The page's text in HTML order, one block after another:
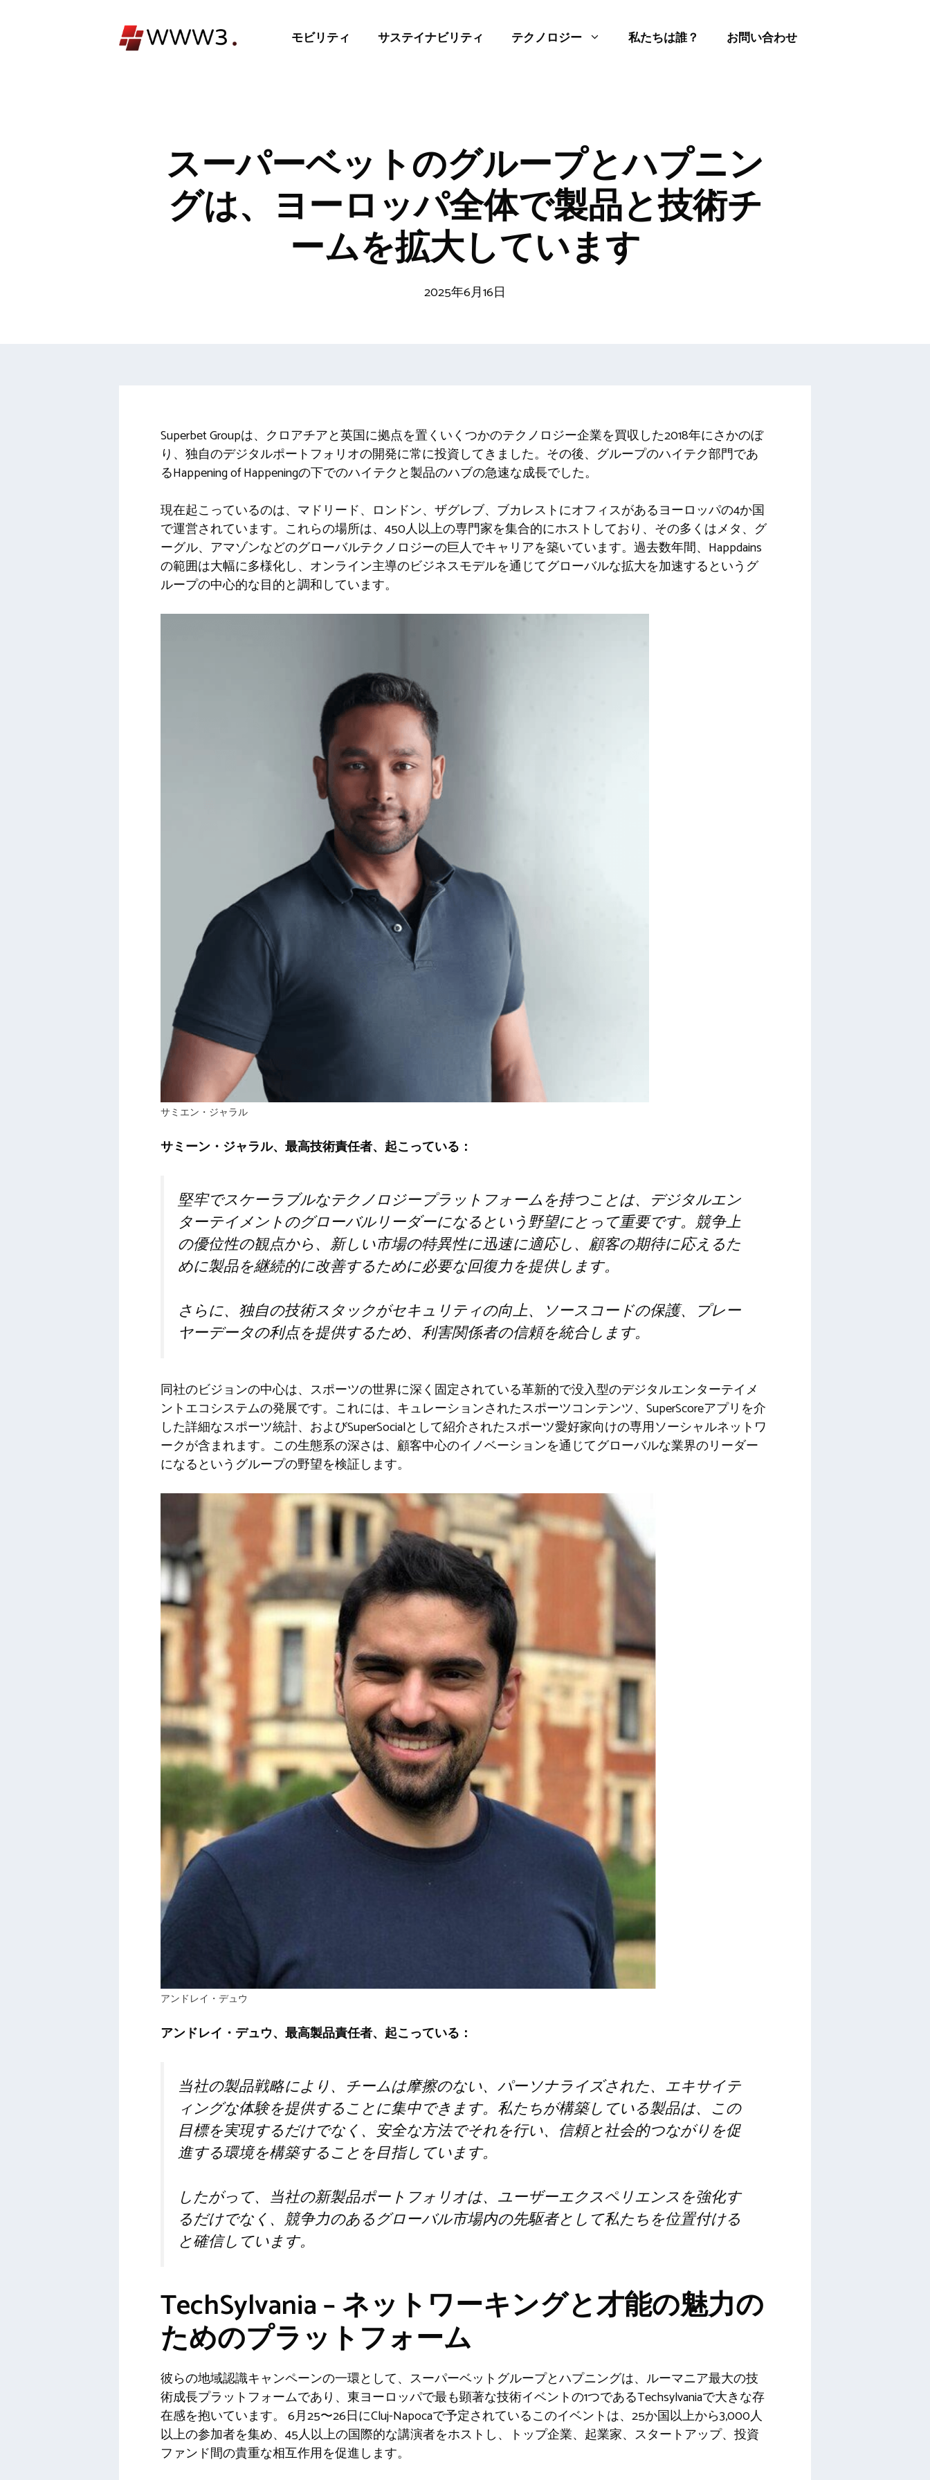
モビリティ サステイナビリティ テクノロジー 私たちは誰？ お問い合わせ
スーパーベットのグループとハプニン
グは、ヨーロッパ全体で製品と技術チ
ームを拡大しています
2025年6月16日
Superbet Groupは、クロアチアと英国に拠点を置くいくつかのテクノロジー企業を買収した2018年にさかのぼ
り、独自のデジタルポートフォリオの開発に常に投資してきました。その後、グループのハイテク部門であ
るHappening of Happeningの下でのハイテクと製品のハブの急速な成長でした。
現在起こっているのは、マドリード、ロンドン、ザグレブ、ブカレストにオフィスがあるヨーロッパの4か国
で運営されています。これらの場所は、450人以上の専門家を集合的にホストしており、その多くはメタ、グ
ーグル、アマゾンなどのグローバルテクノロジーの巨人でキャリアを築いています。過去数年間、Happdains
の範囲は大幅に多様化し、オンライン主導のビジネスモデルを通じてグローバルな拡大を加速するというグ
ループの中心的な目的と調和しています。
サミエン・ジャラル
サミーン・ジャラル、最高技術責任者、起こっている：
堅牢でスケーラブルなテクノロジープラットフォームを持つことは、デジタルエン
ターテイメントのグローバルリーダーになるという野望にとって重要です。競争上
の優位性の観点から、新しい市場の特異性に迅速に適応し、顧客の期待に応えるた
めに製品を継続的に改善するために必要な回復力を提供します。
さらに、独自の技術スタックがセキュリティの向上、ソースコードの保護、プレー
ヤーデータの利点を提供するため、利害関係者の信頼を統合します。
同社のビジョンの中心は、スポーツの世界に深く固定されている革新的で没入型のデジタルエンターテイメ
ントエコシステムの発展です。これには、キュレーションされたスポーツコンテンツ、SuperScoreアプリを介
した詳細なスポーツ統計、およびSuperSocialとして紹介されたスポーツ愛好家向けの専用ソーシャルネットワ
ークが含まれます。この生態系の深さは、顧客中心のイノベーションを通じてグローバルな業界のリーダー
になるというグループの野望を検証します。
アンドレイ・デュウ
アンドレイ・デュウ、最高製品責任者、起こっている：
当社の製品戦略により、チームは摩擦のない、パーソナライズされた、エキサイテ
ィングな体験を提供することに集中できます。私たちが構築している製品は、この
目標を実現するだけでなく、安全な方法でそれを行い、信頼と社会的つながりを促
進する環境を構築することを目指しています。
したがって、当社の新製品ポートフォリオは、ユーザーエクスペリエンスを強化す
るだけでなく、競争力のあるグローバル市場内の先駆者として私たちを位置付ける
と確信しています。
TechSylvania – ネットワーキングと才能の魅力の
ためのプラットフォーム
彼らの地域認識キャンペーンの一環として、スーパーベットグループとハプニングは、ルーマニア最大の技
術成長プラットフォームであり、東ヨーロッパで最も顕著な技術イベントの1つであるTechsylvaniaで大きな存
在感を抱いています。 6月25〜26日にCluj-Napocaで予定されているこのイベントは、25か国以上から3,000人
以上の参加者を集め、45人以上の国際的な講演者をホストし、トップ企業、起業家、スタートアップ、投資
ファンド間の貴重な相互作用を促進します。